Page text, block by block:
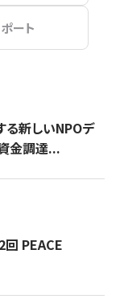
ート
る新しいNPOデ
金調達...
回 PEACE